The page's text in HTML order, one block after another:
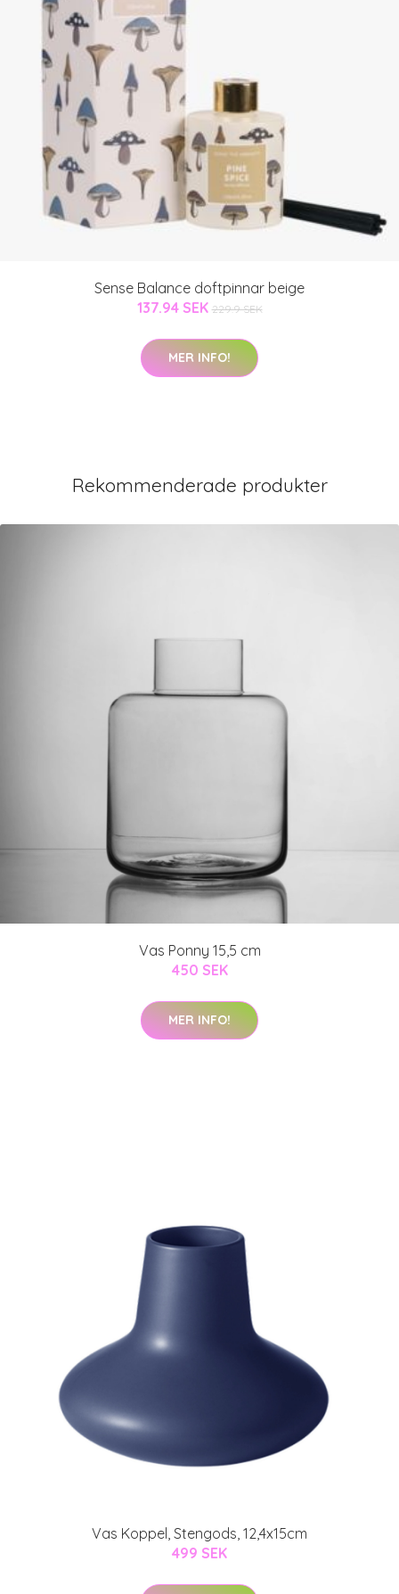
Sense Balance doftpinnar beige
137.94 SEK 229.9 SEK
MER INFO!
Rekommenderade produkter
Vas Ponny 15,5 cm
450 SEK
MER INFO!
Vas Koppel, Stengods, 12,4x15cm
499 SEK